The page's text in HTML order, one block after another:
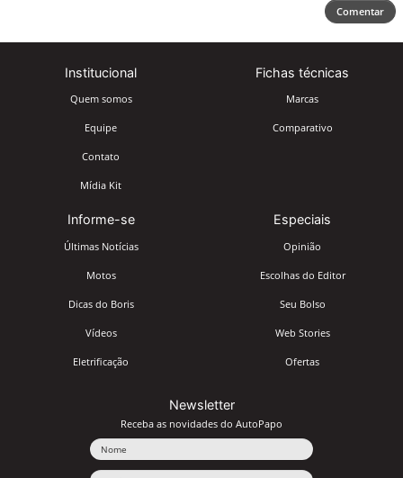
Comentar
Institucional
Quem somos
Equipe
Contato
Mídia Kit
Fichas técnicas
Marcas
Comparativo
Informe-se
Últimas Notícias
Motos
Dicas do Boris
Vídeos
Eletrificação
Especiais
Opinião
Escolhas do Editor
Seu Bolso
Web Stories
Ofertas
Newsletter
Receba as novidades do AutoPapo